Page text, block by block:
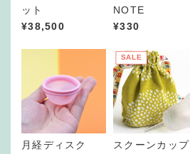
6
ット
¥38,500
NOTE
¥330
月経ディスク
SALE
スクーンカップ